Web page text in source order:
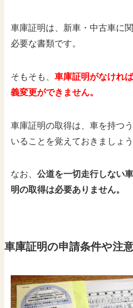
車庫証明は、新車・中古車に
必要な書類です。
そもそも、車庫証明がなけれ
義変更ができません。
車庫証明の取得は、車を持つ
いることを覚えておきましょう
なお、公道を一切走行しない
明の取得は必要ありません。
車庫証明の申請条件や注